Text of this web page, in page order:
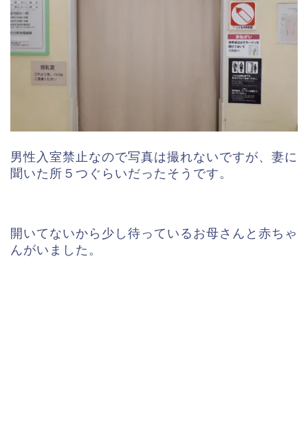
男性入室禁止なので写真は撮れないですが、妻に
聞いた所５つぐらいだったそうです。
開いてないから少し待っているお母さんと赤ちゃ
んがいました。